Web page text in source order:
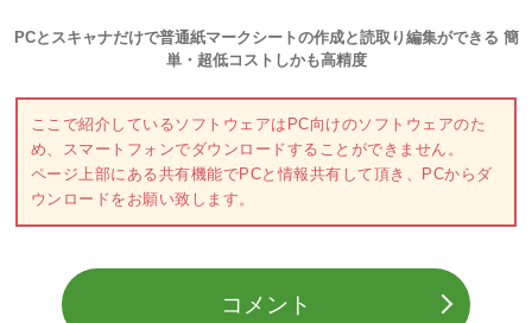
PCとスキャナだけで普通紙マークシートの作成と読取り編集ができる 簡
単・超低コストしかも高精度
ここで紹介しているソフトウェアはPC向けのソフトウェアのた
め、スマートフォンでダウンロードすることができません。
ページ上部にある共有機能でPCと情報共有して頂き、PCからダ
ウンロードをお願い致します。
コメント